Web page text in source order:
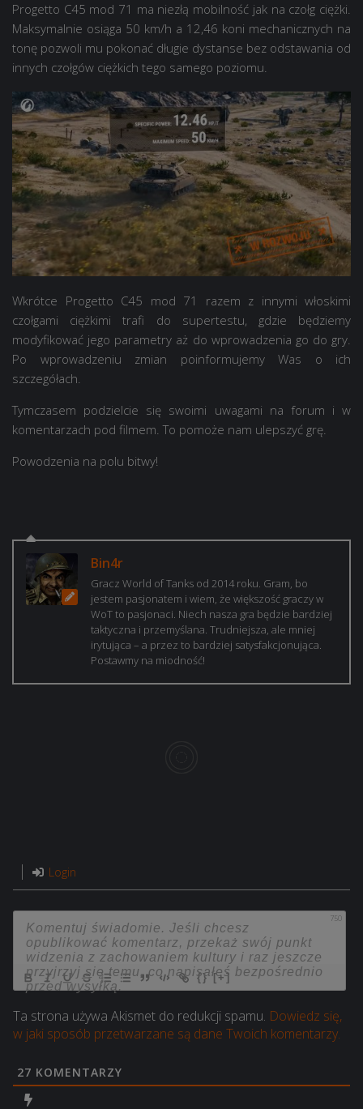
Progetto C45 mod 71 ma niezłą mobilność jak na czołg ciężki.
Maksymalnie osiąga 50 km/h a 12,46 koni mechanicznych na
tonę pozwoli mu pokonać długie dystanse bez odstawania od
innych czołgów ciężkich tego samego poziomu.
Wkrótce Progetto C45 mod 71 razem z innymi włoskimi
czołgami ciężkimi trafi do supertestu, gdzie będziemy
modyfikować jego parametry aż do wprowadzenia go do gry.
Po wprowadzeniu zmian poinformujemy Was o ich
szczegółach.
Tymczasem podzielcie się swoimi uwagami na forum i w
komentarzach pod filmem. To pomoże nam ulepszyć grę.
Powodzenia na polu bitwy!
Bin4r
Gracz World of Tanks od 2014 roku. Gram, bo
jestem pasjonatem i wiem, że większość graczy w
WoT to pasjonaci. Niech nasza gra będzie bardziej
taktyczna i przemyślana. Trudniejsza, ale mniej
irytująca – a przez to bardziej satysfakcjonująca.
Postawmy na miodność!
Login
750
{} [+]
Ta strona używa Akismet do redukcji spamu. Dowiedz się,
w jaki sposób przetwarzane są dane Twoich komentarzy.
27 KOMENTARZY